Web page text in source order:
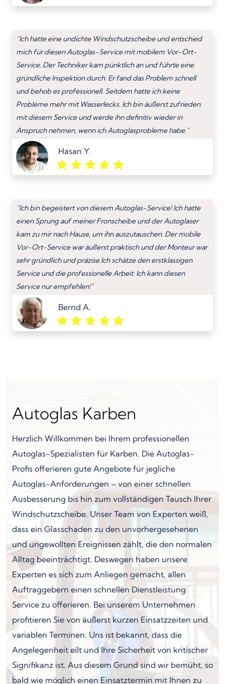
“Ich hatte eine undichte Windschutzscheibe und entschied
mich für diesen Autoglas-Service mit mobilem Vor-Ort-
Service. Der Techniker kam pünktlich an und führte eine
gründliche Inspektion durch. Er fand das Problem schnell
und behob es professionell. Seitdem hatte ich keine
Probleme mehr mit Wasserlecks. Ich bin äußerst zufrieden
mit diesem Service und werde ihn definitiv wieder in
Anspruch nehmen, wenn ich Autoglasprobleme habe.”
Hasan Y.
“Ich bin begeistert von diesem Autoglas-Service! Ich hatte
einen Sprung auf meiner Fronscheibe und der Autoglaser
kam zu mir nach Hause, um ihn auszutauschen. Der mobile
Vor-Ort-Service war äußerst praktisch und der Monteur war
sehr gründlich und präzise.Ich schätze den erstklassigen
Service und die professionelle Arbeit. Ich kann diesen
Service nur empfehlen!”
Bernd A.
Autoglas Karben
Herzlich Willkommen bei Ihrem professionellen
Autoglas-Spezialisten für Karben. Die Autoglas-
Profis offerieren gute Angebote für jegliche
Autoglas-Anforderungen – von einer schnellen
Ausbesserung bis hin zum vollständigen Tausch Ihrer
Windschutzscheibe. Unser Team von Experten weiß,
dass ein Glasschaden zu den unvorhergesehenen
und ungewollten Ereignissen zählt, die den normalen
Alltag beeinträchtigt. Deswegen haben unsere
Experten es sich zum Anliegen gemacht, allen
Auftraggebern einen schnellen Dienstleistung
Service zu offerieren. Bei unserem Unternehmen
profitieren Sie von äußerst kurzen Einsatzzeiten und
variablen Terminen. Uns ist bekannt, dass die
Angelegenheit eilt und Ihre Sicherheit von kritischer
Signifikanz ist. Aus diesem Grund sind wir bemüht, so
bald wie möglich einen Einsatztermin mit Ihnen zu